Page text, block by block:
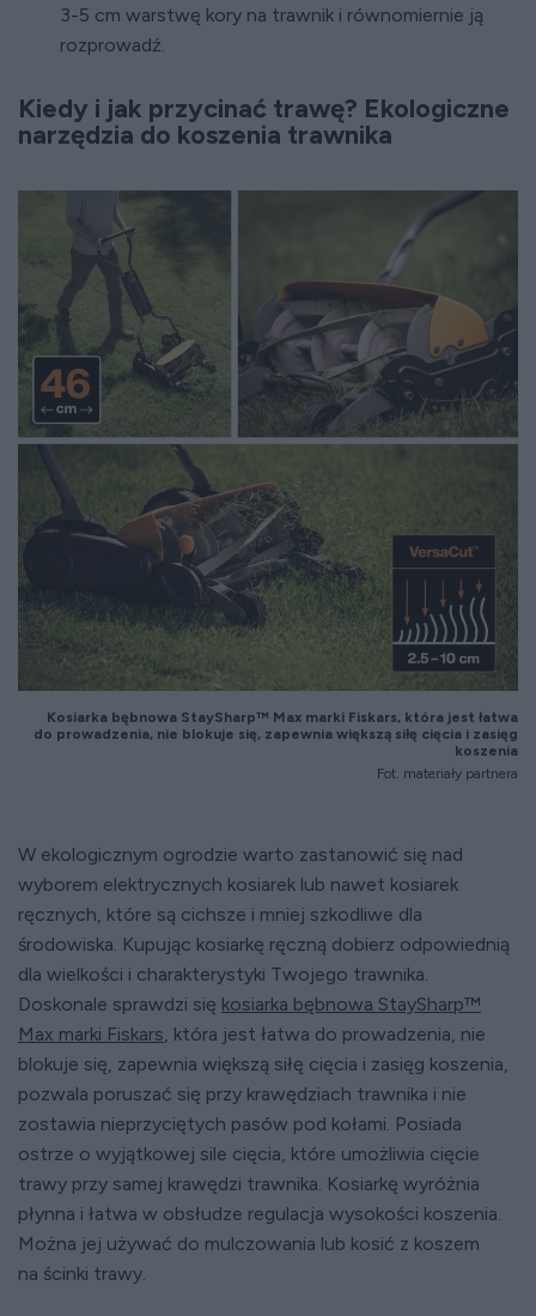
3-5 cm warstwę kory na trawnik i równomiernie ją
rozprowadź.
Kiedy i jak przycinać trawę? Ekologiczne
narzędzia do koszenia trawnika
Kosiarka bębnowa StaySharp™ Max marki Fiskars, która jest łatwa
do prowadzenia, nie blokuje się, zapewnia większą siłę cięcia i zasięg
koszenia
Fot. materiały partnera
W ekologicznym ogrodzie warto zastanowić się nad
wyborem elektrycznych kosiarek lub nawet kosiarek
ręcznych, które są cichsze i mniej szkodliwe dla
środowiska. Kupując kosiarkę ręczną dobierz odpowiednią
dla wielkości i charakterystyki Twojego trawnika.
Doskonale sprawdzi się kosiarka bębnowa StaySharp™
Max marki Fiskars, która jest łatwa do prowadzenia, nie
blokuje się, zapewnia większą siłę cięcia i zasięg koszenia,
pozwala poruszać się przy krawędziach trawnika i nie
zostawia nieprzyciętych pasów pod kołami. Posiada
ostrze o wyjątkowej sile cięcia, które umożliwia cięcie
trawy przy samej krawędzi trawnika. Kosiarkę wyróżnia
płynna i łatwa w obsłudze regulacja wysokości koszenia.
Można jej używać do mulczowania lub kosić z koszem
na ścinki trawy.